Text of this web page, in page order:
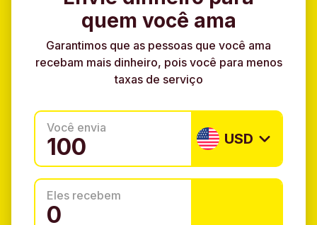
quem você ama
Garantimos que as pessoas que você ama
recebam mais dinheiro, pois você para menos
taxas de serviço
Você envia
USD
Eles recebem